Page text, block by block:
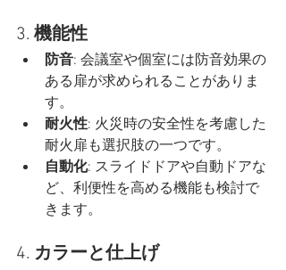
3. 機能性
防音: 会議室や個室には防音効果の
ある扉が求められることがありま
す。
耐火性: 火災時の安全性を考慮した
耐火扉も選択肢の一つです。
自動化: スライドドアや自動ドアな
ど、利便性を高める機能も検討で
きます。
4. カラーと仕上げ